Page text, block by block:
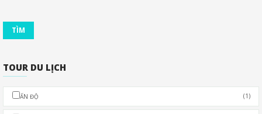
TOUR DU LỊCH
ẤN ĐỘ (1)